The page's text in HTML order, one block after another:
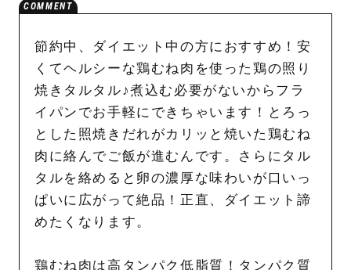
節約中、ダイエット中の方におすすめ！安
くてヘルシーな鶏むね肉を使った鶏の照り
焼きタルタル♪煮込む必要がないからフラ
イパンでお手軽にできちゃいます！とろっ
とした照焼きだれがカリッと焼いた鶏むね
肉に絡んでご飯が進むんです。さらにタル
タルを絡めると卵の濃厚な味わいが口いっ
ぱいに広がって絶品！正直、ダイエット諦
めたくなります。
鶏むね肉は高タンパク低脂質！タンパク質